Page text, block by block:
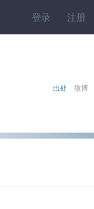
登录 注册
出处 微博